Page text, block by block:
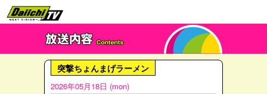
突撃ちょんまげラーメン
2026年05月18日 (mon)